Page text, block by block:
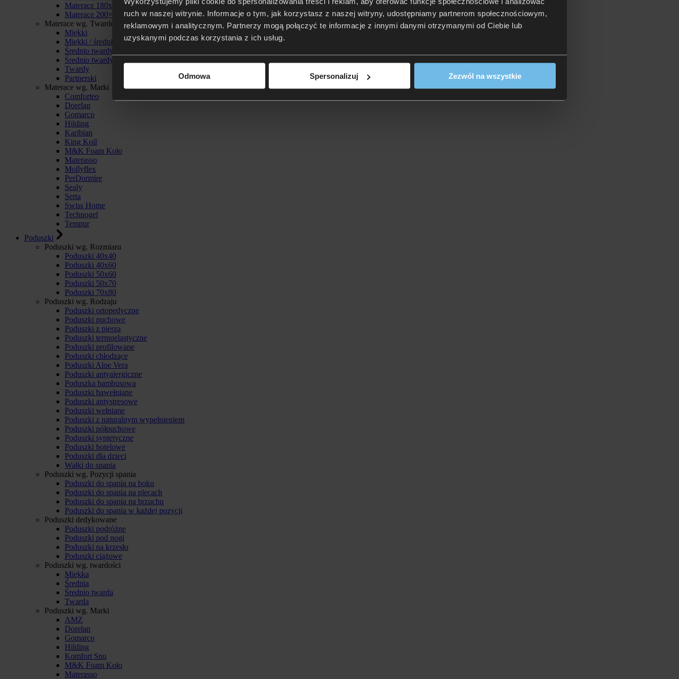
ruch w naszej witrynie. Informacje o tym, jak korzystasz z naszej witryny, udostępniamy partnerom społecznościowym,
reklamowym i analitycznym. Partnerzy mogą połączyć te informacje z innymi danymi otrzymanymi od Ciebie lub
uzyskanymi podczas korzystania z ich usług.
Odmowa Spersonalizuj Zezwól na wszystkie
Materace 180x200
Materace 200×200
Materace wg. Twardości
Miękki
Miękki / średnio twardy
Średnio twardy
Średnio twardy / twardy
Twardy
Partnerski
Materace wg. Marki
Comforteo
Dorelan
Gomarco
Hilding
Karibian
King Koil
M&K Foam Koło
Materasso
Mollyflex
PerDormire
Sealy
Serta
Swiss Home
Technogel
Tempur
Poduszki
Poduszki wg. Rozmiaru
Poduszki 40x40
Poduszki 40x60
Poduszki 50x60
Poduszki 50x70
Poduszki 70x80
Poduszki wg. Rodzaju
Poduszki ortopedyczne
Poduszki puchowe
Poduszki z pierza
Poduszki termoelastyczne
Poduszki profilowane
Poduszki chłodzące
Poduszki Aloe Vera
Poduszki antyalergiczne
Poduszka bambusowa
Poduszki bawełniane
Poduszki antystresowe
Poduszki wełniane
Poduszki z naturalnym wypełnieniem
Poduszki półpuchowe
Poduszki syntetyczne
Poduszki hotelowe
Poduszki dla dzieci
Wałki do spania
Poduszki wg. Pozycji spania
Poduszki do spania na boku
Poduszki do spania na plecach
Poduszki do spania na brzuchu
Poduszki do spania w każdej pozycji
Poduszki dedykowane
Poduszki podróżne
Poduszki pod nogi
Poduszki na krzesło
Poduszki ciążowe
Poduszki wg. twardości
Miękka
Średnia
Średnio twarda
Twarda
Poduszki wg. Marki
AMZ
Dorelan
Gomarco
Hilding
Komfort Snu
M&K Foam Koło
Materasso